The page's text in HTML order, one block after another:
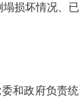
损坏情况、
和政府负责